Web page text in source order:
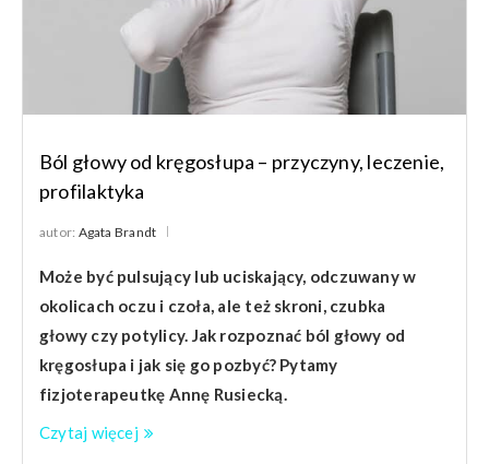
Ból głowy od kręgosłupa – przyczyny, leczenie,
profilaktyka
autor: Agata Brandt
Może być pulsujący lub uciskający, odczuwany w
okolicach oczu i czoła, ale też skroni, czubka
głowy czy potylicy. Jak rozpoznać ból głowy od
kręgosłupa i jak się go pozbyć? Pytamy
fizjoterapeutkę Annę Rusiecką.
Czytaj więcej